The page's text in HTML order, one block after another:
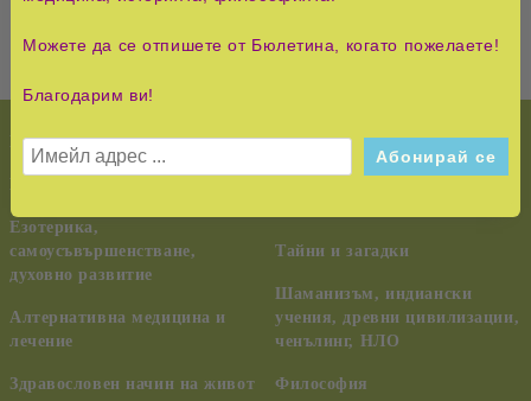
НОВО!
КУРС НА ЧУДЕСАТА
Езотерика,
самоусъвършенстване,
духовно развитие
Алтернативна медицина и
лечение
Здравословен начин на живот
История и Съвременност
Тайни и загадки
Шаманизъм, индиански
учения, древни цивилизации,
ченълинг, НЛО
Философия
Можете да се отпишете от Бюлетина, когато пожелаете!
Благодарим ви!